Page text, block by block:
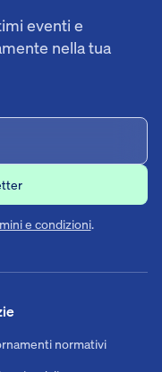
eventi e
nella tua
e condizioni.
normativi